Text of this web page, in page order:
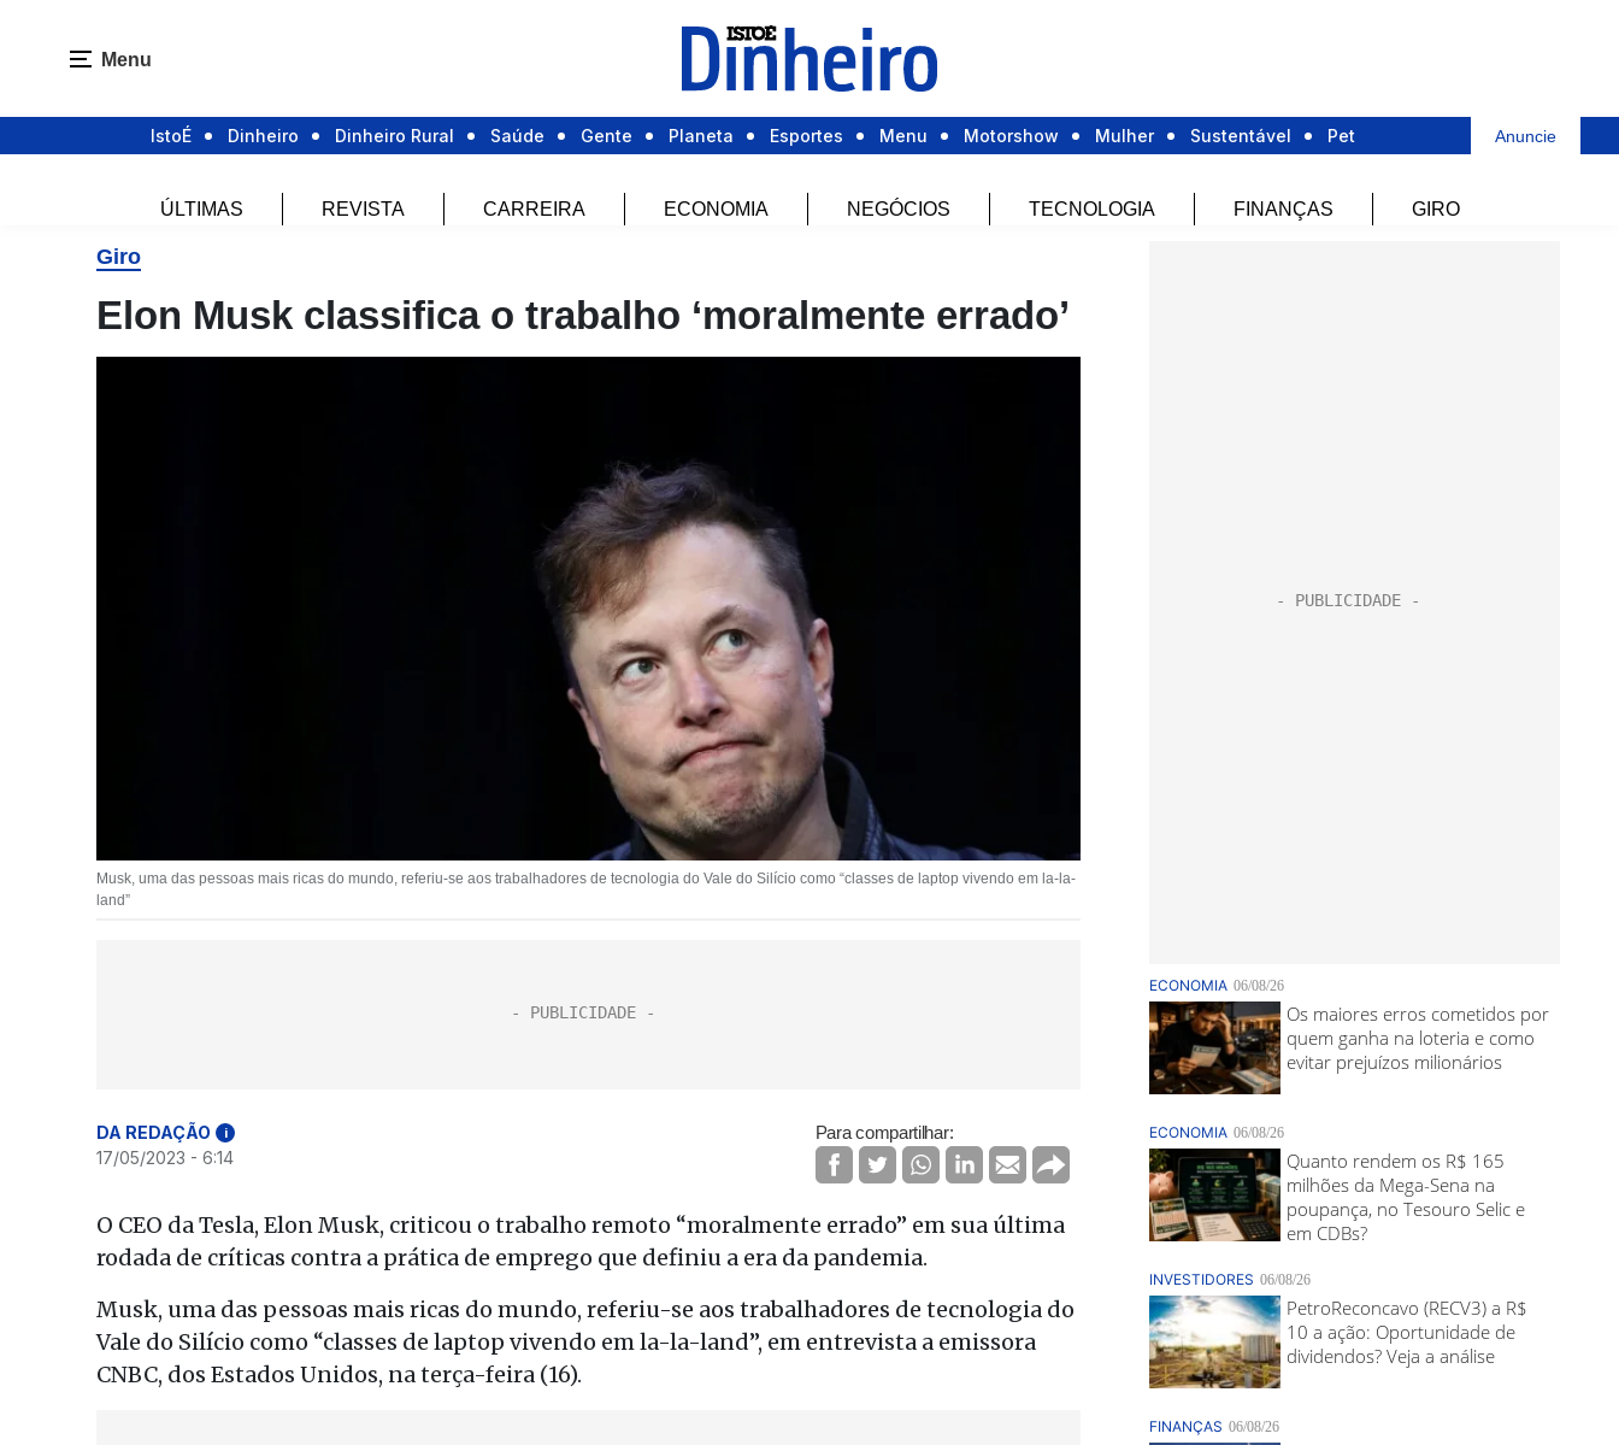
Menu
IstoÉ Dinheiro Dinheiro Rural Saúde Gente Planeta Esportes Menu Motorshow Mulher Sustentável Pet Anuncie
ÚLTIMAS REVISTA CARREIRA ECONOMIA NEGÓCIOS TECNOLOGIA FINANÇAS GIRO
Giro
Elon Musk classifica o trabalho ‘moralmente errado’
Musk, uma das pessoas mais ricas do mundo, referiu-se aos trabalhadores de tecnologia do Vale do Silício como “classes de laptop vivendo em la-la-
land”
DA REDAÇÃO i
17/05/2023 - 6:14
Para compartilhar:
O CEO da Tesla, Elon Musk, criticou o trabalho remoto “moralmente errado” em sua última
rodada de críticas contra a prática de emprego que definiu a era da pandemia.
Musk, uma das pessoas mais ricas do mundo, referiu-se aos trabalhadores de tecnologia do
Vale do Silício como “classes de laptop vivendo em la-la-land”, em entrevista a emissora
CNBC, dos Estados Unidos, na terça-feira (16).